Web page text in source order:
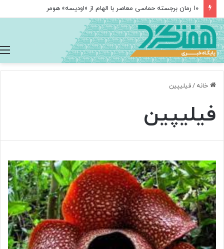
۱۰ رمان برجسته حماسی معاصر با الهام از «اودیسه» هومر
خانه /فیلیپین
فیلیپین